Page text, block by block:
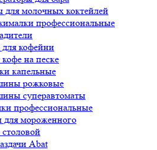
молочных коктейлей
профессиональные
кофейни
на песке
капельные
рожковые
суперавтоматы
профессиональные
для мороженного
Abat